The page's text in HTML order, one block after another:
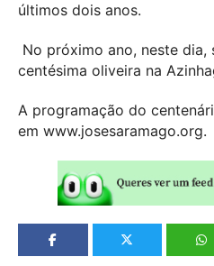
últimos dois anos.
No próximo ano, neste dia,
centésima oliveira na
A programação do
em www.josesaramago.org.